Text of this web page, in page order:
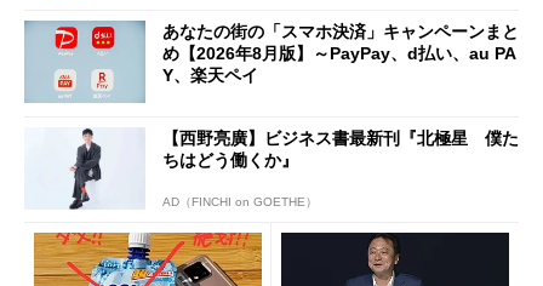
あなたの街の「スマホ決済」キャンペーンまと
め【2026年8月版】～PayPay、d払い、au PA
Y、楽天ペイ
【西野亮廣】ビジネス書最新刊『北極星 僕た
ちはどう働くか』
AD（FINCHI on GOETHE）